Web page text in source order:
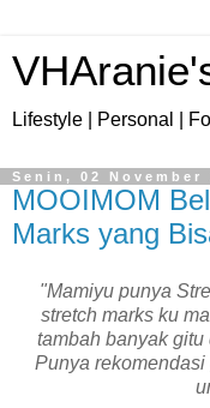
Lifestyle | Personal |
Senin, 02 November
MOOIMOM
Marks yang
"Mamiyu punya
stretch marks ku
tambah banyak
Punya